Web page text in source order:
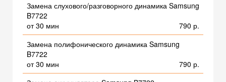
Замена слухового/разговорного динамика Samsung
B7722
от 30 мин
790 р.
Замена полифонического динамика Samsung
B7722
от 30 мин
790 р.